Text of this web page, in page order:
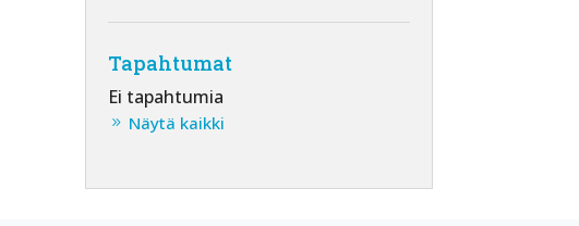
Tapahtumat
Ei tapahtumia
Näytä kaikki